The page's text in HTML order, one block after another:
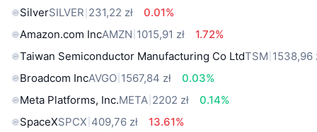
SilverSILVER 231,22 zł
0.01%
Amazon.com IncAMZN 1015,91 zł
1.72%
Taiwan Semiconductor Manufacturing Co LtdTSM 1538,96
Broadcom IncAVGO 1567,84 zł
0.03%
Meta Platforms, Inc.META 2202 zł
0.14%
SpaceXSPCX 409,76 zł
13.61%